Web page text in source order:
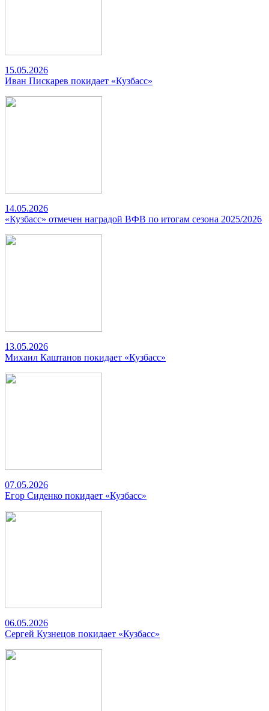
15.05.2026
Иван Пискарев покидает «Кузбасс»
14.05.2026
«Кузбасс» отмечен наградой ВФВ по итогам сезона 2025/2026
13.05.2026
Михаил Каштанов покидает «Кузбасс»
07.05.2026
Егор Сиденко покидает «Кузбасс»
06.05.2026
Сергей Кузнецов покидает «Кузбасс»